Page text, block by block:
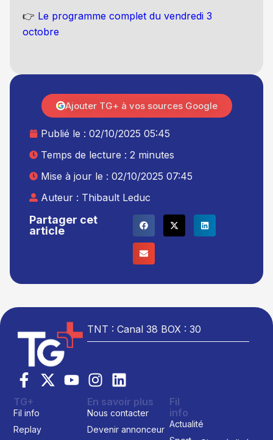
👉 Le programme complet du vendredi 3
octobre
Partager cet
article
Publié le : 02/10/2025 05:45
Temps de lecture : 2 minutes
Mise à jour le : 02/10/2025 07:45
Auteur : Thibault Leduc
Ajouter TG+ à vos sources Google
TNT : Canal 38 BOX : 30
TG+
Fil info
Replay
En savoir plus
Nous contacter
Devenir annonceur
Fil
info
Actualité